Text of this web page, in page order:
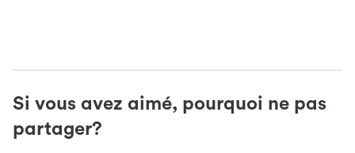
Si vous avez aimé, pourquoi ne pas
partager?